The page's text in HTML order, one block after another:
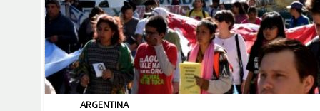
ARGENTINA